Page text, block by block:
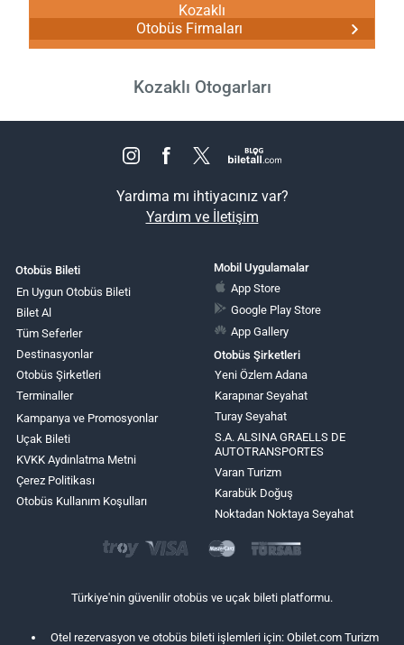
Kozaklı
Otobüs Firmaları
Kozaklı Otogarları
Yardıma mı ihtiyacınız var?
Yardım ve İletişim
Otobüs Bileti
En Uygun Otobüs Bileti
Bilet Al
Tüm Seferler
Destinasyonlar
Otobüs Şirketleri
Terminaller
Kampanya ve Promosyonlar
Uçak Bileti
KVKK Aydınlatma Metni
Çerez Politikası
Otobüs Kullanım Koşulları
Mobil Uygulamalar
App Store
Google Play Store
App Gallery
Otobüs Şirketleri
Yeni Özlem Adana
Karapınar Seyahat
Turay Seyahat
S.A. ALSINA GRAELLS DE
AUTOTRANSPORTES
Varan Turizm
Karabük Doğuş
Noktadan Noktaya Seyahat
Türkiye'nin güvenilir otobüs ve uçak bileti platformu.
Otel rezervasyon ve otobüs bileti işlemleri için: Obilet.com Turizm